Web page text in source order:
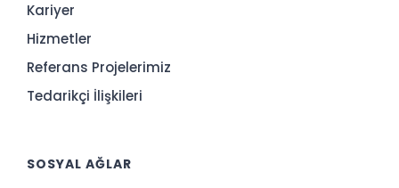
Kariyer
Hizmetler
Referans Projelerimiz
Tedarikçi İlişkileri
SOSYAL AĞLAR